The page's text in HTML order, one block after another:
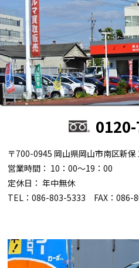
〒700-0945 岡山県岡山市南区新保
営業時間： 10：00～19：00
定休日： 年中無休
TEL：086-803-5333 FAX：086-